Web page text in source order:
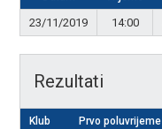
23/11/2019 14:00
Rezultati
Klub Prvo poluvrijeme